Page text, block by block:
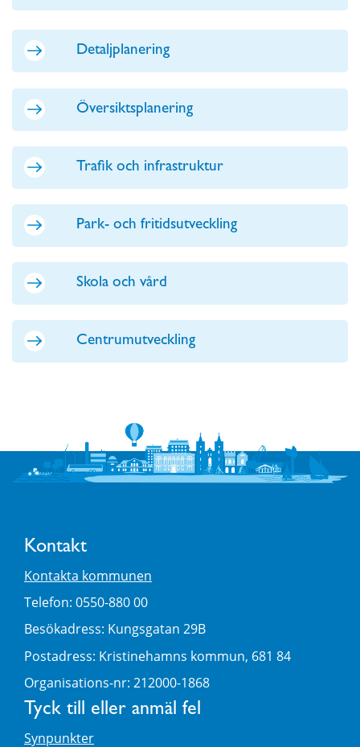
Detaljplanering
Översiktsplanering
Trafik och infrastruktur
Park- och fritidsutveckling
Skola och vård
Centrumutveckling
Kontakt
Kontakta kommunen
Telefon: 0550-880 00
Besökadress: Kungsgatan 29B
Postadress: Kristinehamns kommun, 681 84
Organisations-nr: 212000-1868
Tyck till eller anmäl fel
Synpunkter